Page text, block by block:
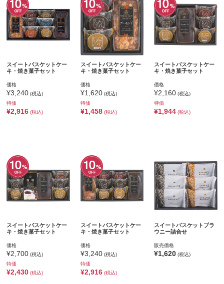
スイートバスケットケー
キ・焼き菓子セット
価格
¥3,240 (税込)
特価
¥2,916 (税込)
スイートバスケットケー
キ・焼き菓子セット
価格
¥1,620(税込)
特価
¥1,458(税込)
スイートバスケットケー
キ・焼き菓子セット
価格
¥2,160 (税込)
特価
¥1,944 (税込)
スイートバスケットケー
キ・焼き菓子セット
価格
¥2,700 (税込)
特価
¥2,430 (税込)
スイートバスケットケー
キ・焼き菓子セット
価格
¥3,240(税込)
特価
¥2,916(税込)
スイートバスケットブラ
ウニー詰合せ
販売価格
¥1,620 (税込)